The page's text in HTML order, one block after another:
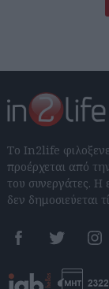
Το In2life
προέρχεται από
του συνεργάτες. Η
δεν δημοσιεύεται
FacebookTwitter